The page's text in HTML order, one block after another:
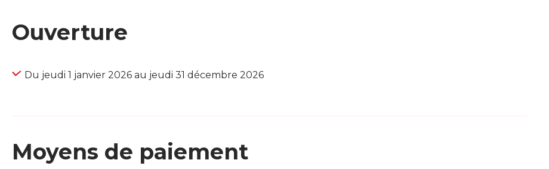
Ouverture
Du jeudi 1 janvier 2026 au jeudi 31 décembre 2026
Moyens de paiement